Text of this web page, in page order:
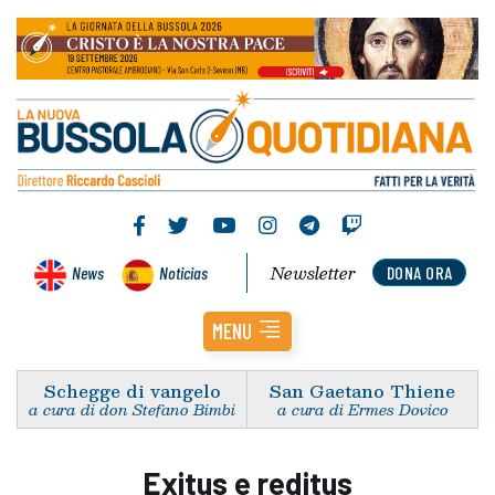
News Noticias DONA ORA
Newsletter
MENU
Schegge di vangelo
a cura di don Stefano Bimbi
San Gaetano Thiene
a cura di Ermes Dovico
Exitus e reditus